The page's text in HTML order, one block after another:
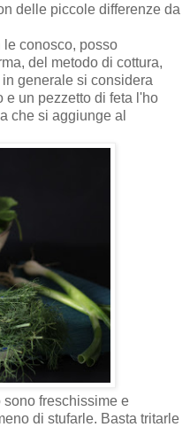
delle piccole differenze da
le conosco, posso
del metodo di cottura,
generale si considera
e un pezzetto di feta l'ho
che si aggiunge al
freschissime e
di stufarle. Basta tritarle